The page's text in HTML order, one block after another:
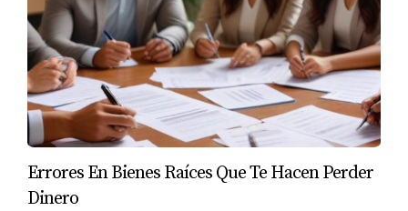
Caso 2: Pérdida del depósito por cancelación
fuera de plazo
Luis decidió cancelar sin respetar los tiempos
establecidos y perdió su depósito como penalización.
Caso 3: Uso correcto del depósito para
negociar reparaciones
María usó el earnest money como garantía para
Errores En Bienes Raíces Que Te Hacen Perder
Dinero